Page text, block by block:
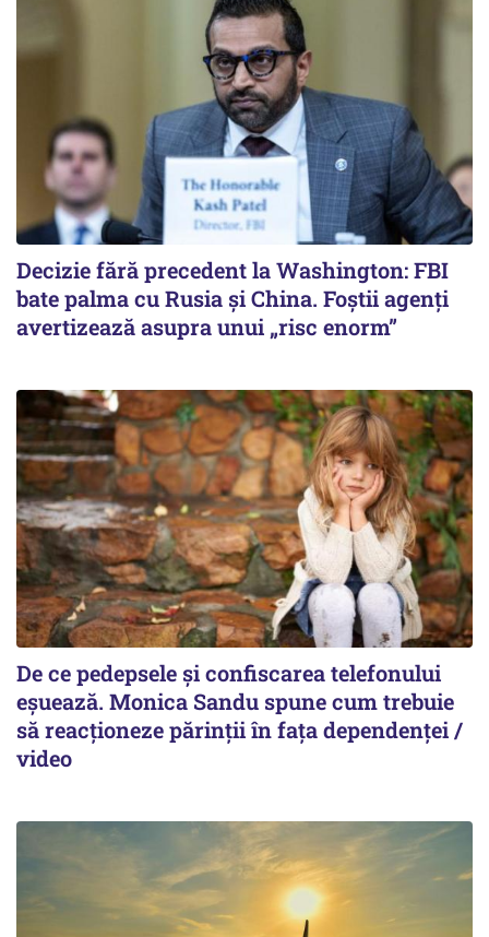
Decizie fără precedent la Washington: FBI
bate palma cu Rusia și China. Foștii agenți
avertizează asupra unui „risc enorm”
De ce pedepsele și confiscarea telefonului
eșuează. Monica Sandu spune cum trebuie
să reacționeze părinții în fața dependenței /
video